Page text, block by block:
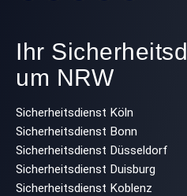
Ihr
um NRW
Sicherheitsdienst Köln
Sicherheitsdienst Bonn
Sicherheitsdienst Düsseldorf
Sicherheitsdienst Duisburg
Sicherheitsdienst Koblenz